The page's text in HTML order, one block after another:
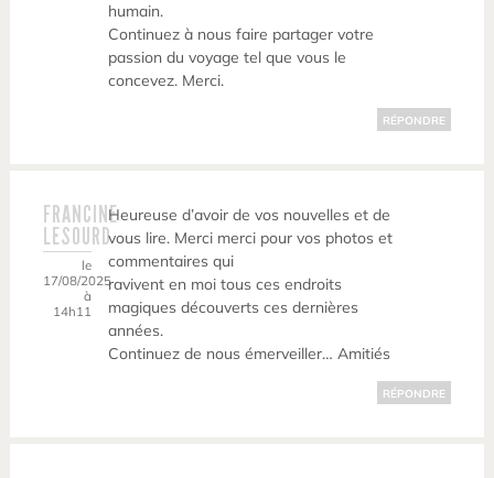
humain.
Continuez à nous faire partager votre
passion du voyage tel que vous le
concevez. Merci.
RÉPONDRE
FRANCINE
LESOURD
le
17/08/2025
à
14h11
Heureuse d’avoir de vos nouvelles et de
vous lire. Merci merci pour vos photos et
commentaires qui
ravivent en moi tous ces endroits
magiques découverts ces dernières
années.
Continuez de nous émerveiller… Amitiés
RÉPONDRE